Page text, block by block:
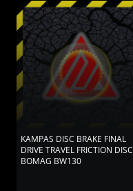
KAMPAS DISC BRAKE FINAL
DRIVE TRAVEL FRICTION DISC
BOMAG BW130